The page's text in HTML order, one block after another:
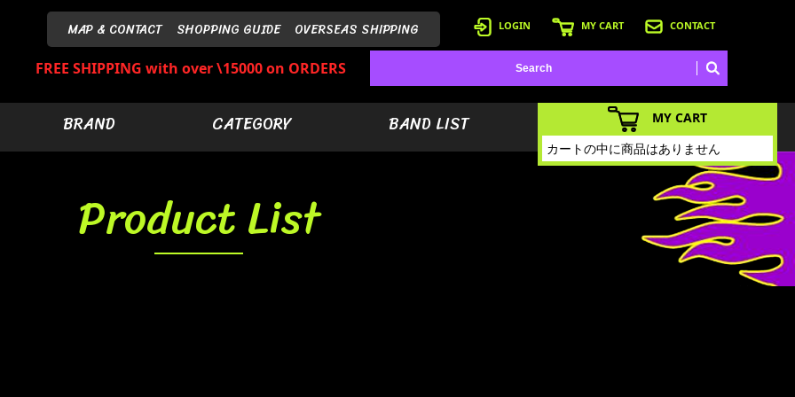
MAP & CONTACT SHOPPING GUIDE OVERSEAS SHIPPING LOGIN MY CART CONTACT
FREE SHIPPING with over \15000 on ORDERS
BRAND CATEGORY BAND LIST
Product List
MY CART
カートの中に商品はありません